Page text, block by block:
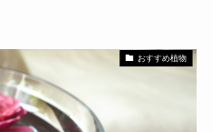
おすすめ植物